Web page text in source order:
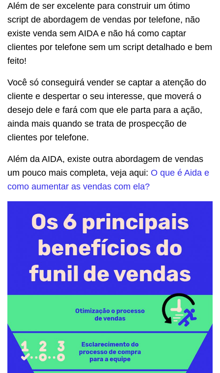
Além de ser excelente para construir um ótimo
script de abordagem de vendas por telefone, não
existe venda sem AIDA e não há como captar
clientes por telefone sem um script detalhado e bem
feito!
Você só conseguirá vender se captar a atenção do
cliente e despertar o seu interesse, que moverá o
desejo dele e fará com que ele parta para a ação,
ainda mais quando se trata de prospecção de
clientes por telefone.
Além da AIDA, existe outra abordagem de vendas
um pouco mais completa, veja aqui: O que é Aida e
como aumentar as vendas com ela?